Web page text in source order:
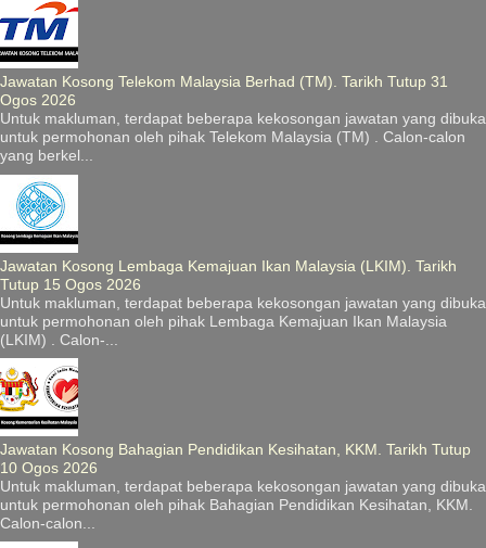
Jawatan Kosong Telekom Malaysia Berhad (TM). Tarikh Tutup 31
Ogos 2026
Untuk makluman, terdapat beberapa kekosongan jawatan yang dibuka
untuk permohonan oleh pihak Telekom Malaysia (TM) . Calon-calon
yang berkel...
Jawatan Kosong Lembaga Kemajuan Ikan Malaysia (LKIM). Tarikh
Tutup 15 Ogos 2026
Untuk makluman, terdapat beberapa kekosongan jawatan yang dibuka
untuk permohonan oleh pihak Lembaga Kemajuan Ikan Malaysia
(LKIM) . Calon-...
Jawatan Kosong Bahagian Pendidikan Kesihatan, KKM. Tarikh Tutup
10 Ogos 2026
Untuk makluman, terdapat beberapa kekosongan jawatan yang dibuka
untuk permohonan oleh pihak Bahagian Pendidikan Kesihatan, KKM.
Calon-calon...